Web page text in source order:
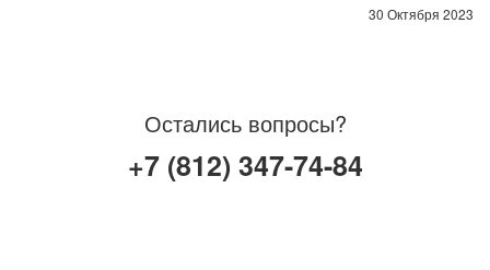
30 Октября 2023
Остались вопросы?
+7 (812) 347-74-84